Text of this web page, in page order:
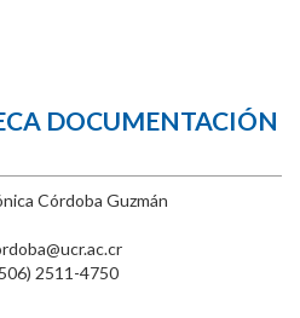
DOCUMENTACIÓN
Córdoba Guzmán
2511-4750